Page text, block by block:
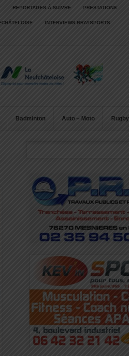
REPORTAGES À SUIVRE PRESTATIONS
INTERVIEWS BRAYSPORTS
Badminton Auto – Moto Rugby